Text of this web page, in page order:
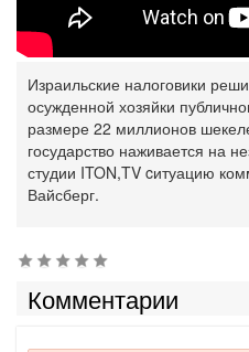
Израильские налоговики
осужденной хозяйки
размере 22 миллионов
государство наживается на
студии ITON,TV cитуацию
Вайсберг.‎
Комментарии